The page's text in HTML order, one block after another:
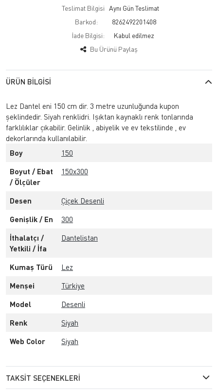
Teslimat Bilgisi Aynı Gün Teslimat
Barkod:
8262492201408
İade Bilgisi:
Bu Ürünü Paylaş
ÜRÜN BILGISI
Lez Dantel eni 150 cm dir. 3 metre uzunluğunda kupon
şeklindedir. Siyah renklidri. Işıktan kaynaklı renk tonlarında
farklılıklar çıkabilir. Gelinlik , abiyelik ve ev tekstilinde , ev
dekorlarında kullanılabilir.
Boy
150
Boyut / Ebat
/ Ölçüler
150x300
Desen Çiçek Desenli
Genişlik / En 300
İthalatçı /
Yetkili / İfa
Dantelistan
Kumaş Türü Lez
Menşei Türkiye
Model Desenli
Renk Siyah
Web Color Siyah
TAKSIT SEÇENEKLERI